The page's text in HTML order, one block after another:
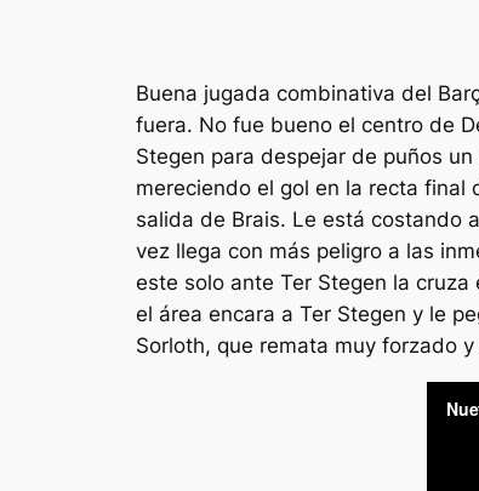
Buena jugada combinativa del
fuera. No fue bueno el centro de
Stegen para despejar de puños
mereciendo el gol en la recta final
salida de Brais. Le está costando
vez llega con más peligro a las
este solo ante Ter Stegen la
el área encara a Ter Stegen y le
Sorloth, que remata muy forzado